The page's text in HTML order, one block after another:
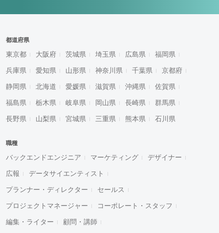
都道府県
東京都 大阪府 茨城県 埼玉県 広島県 福岡県
兵庫県 愛知県 山形県 神奈川県 千葉県 京都府
静岡県 北海道 愛媛県 滋賀県 沖縄県 佐賀県
福島県 栃木県 岐阜県 岡山県 長崎県 群馬県
長野県 山梨県 宮城県 三重県 熊本県 石川県
職種
バックエンドエンジニア マーケティング デザイナー
広報 データサイエンティスト
プランナー・ディレクター セールス
プロジェクトマネージャー コーポレート・スタッフ
編集・ライター 顧問・講師